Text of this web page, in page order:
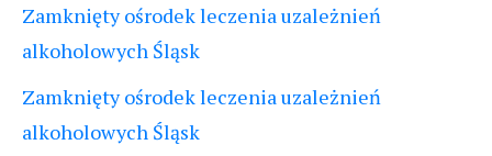
Zamknięty ośrodek leczenia uzależnień
alkoholowych Śląsk
Zamknięty ośrodek leczenia uzależnień
alkoholowych Śląsk